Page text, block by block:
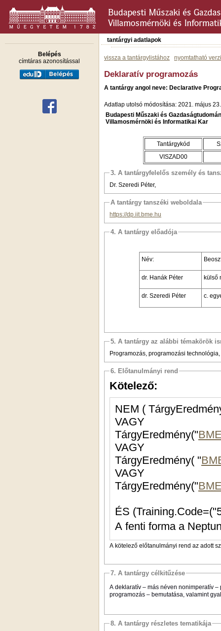
Belépés
címtáras azonosítással
tantárgyi adatlapok
vissza a tantárgylistához nyomtatható
Deklaratív programozás
A tantárgy angol neve: Declarative
Adatlap utolsó módosítása: 2021. május 23.
Budapesti Műszaki és
Villamosmérnöki és Informatikai Kar
Tantárgykód
VISZAD00
3. A tantárgyfelelős személy és
Dr. Szeredi Péter,
A tantárgy tanszéki weboldala
https://dp.iit.bme.hu
4. A tantárgy előadója
Név:
dr. Hanák Péter külső
dr. Szeredi Péter c.
5. A tantárgy az alábbi témakörök
Programozás, programozási
6. Előtanulmányi rend
Kötelező:
NEM (
VAGY
TárgyEredmény("
VAGY
TárgyEredmény( "
VAGY
TárgyEredmény("
A fenti forma a
A kötelező előtanulmányi rend az adott
7. A tantárgy célkitűzése
A deklaratív – más néven nonimperatív –
programozás – bemutatása, valamint
8. A tantárgy részletes tematikája